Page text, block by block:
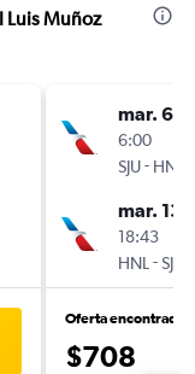
Luis Muñoz
mar. 6/
6:00
SJU- HNL
mar. 13/
18:43
HNL -SJU
Oferta encontrada
$708